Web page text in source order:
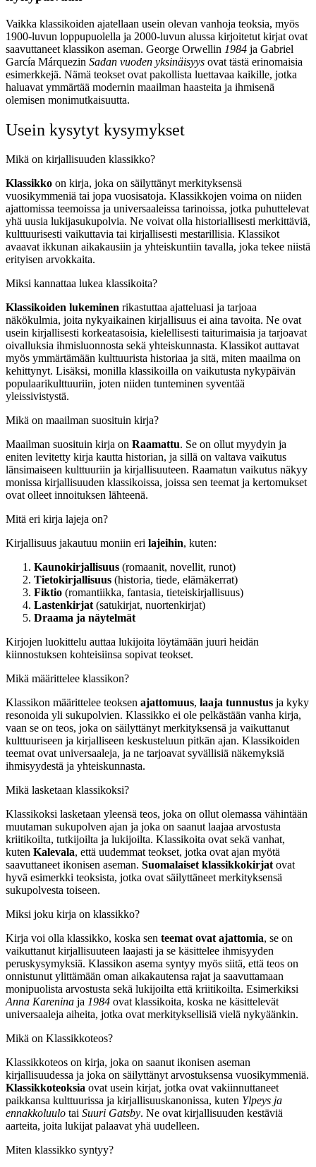
Vaikka klassikoiden ajatellaan usein olevan vanhoja teoksia, myös
1900-luvun loppupuolella ja 2000-luvun alussa kirjoitetut kirjat ovat
saavuttaneet klassikon aseman. George Orwellin 1984 ja Gabriel
García Márquezin Sadan vuoden yksinäisyys ovat tästä erinomaisia
esimerkkejä. Nämä teokset ovat pakollista luettavaa kaikille, jotka
haluavat ymmärtää modernin maailman haasteita ja ihmisenä
olemisen monimutkaisuutta.
Usein kysytyt kysymykset
Mikä on kirjallisuuden klassikko?
Klassikko on kirja, joka on säilyttänyt merkityksensä
vuosikymmeniä tai jopa vuosisatoja. Klassikkojen voima on niiden
ajattomissa teemoissa ja universaaleissa tarinoissa, jotka puhuttelevat
yhä uusia lukijasukupolvia. Ne voivat olla historiallisesti merkittäviä,
kulttuurisesti vaikuttavia tai kirjallisesti mestarillisia. Klassikot
avaavat ikkunan aikakausiin ja yhteiskuntiin tavalla, joka tekee niistä
erityisen arvokkaita.
Miksi kannattaa lukea klassikoita?
Klassikoiden lukeminen rikastuttaa ajatteluasi ja tarjoaa
näkökulmia, joita nykyaikainen kirjallisuus ei aina tavoita. Ne ovat
usein kirjallisesti korkeatasoisia, kielellisesti taiturimaisia ja tarjoavat
oivalluksia ihmisluonnosta sekä yhteiskunnasta. Klassikot auttavat
myös ymmärtämään kulttuurista historiaa ja sitä, miten maailma on
kehittynyt. Lisäksi, monilla klassikoilla on vaikutusta nykypäivän
populaarikulttuuriin, joten niiden tunteminen syventää
yleissivistystä.
Mikä on maailman suosituin kirja?
Maailman suosituin kirja on Raamattu. Se on ollut myydyin ja
eniten levitetty kirja kautta historian, ja sillä on valtava vaikutus
länsimaiseen kulttuuriin ja kirjallisuuteen. Raamatun vaikutus näkyy
monissa kirjallisuuden klassikoissa, joissa sen teemat ja kertomukset
ovat olleet innoituksen lähteenä.
Mitä eri kirja lajeja on?
Kirjallisuus jakautuu moniin eri lajeihin, kuten:
Kaunokirjallisuus (romaanit, novellit, runot)
Tietokirjallisuus (historia, tiede, elämäkerrat)
Fiktio (romantiikka, fantasia, tieteiskirjallisuus)
Lastenkirjat(satukirjat, nuortenkirjat)
Draama ja näytelmät
Kirjojen luokittelu auttaa lukijoita löytämään juuri heidän
kiinnostuksen kohteisiinsa sopivat teokset.
Mikä määrittelee klassikon?
Klassikon määrittelee teoksen ajattomuus, laaja tunnustus ja kyky
resonoida yli sukupolvien. Klassikko ei ole pelkästään vanha kirja,
vaan se on teos, joka on säilyttänyt merkityksensä ja vaikuttanut
kulttuuriseen ja kirjalliseen keskusteluun pitkän ajan. Klassikoiden
teemat ovat universaaleja, ja ne tarjoavat syvällisiä näkemyksiä
ihmisyydestä ja yhteiskunnasta.
Mikä lasketaan klassikoksi?
Klassikoksi lasketaan yleensä teos, joka on ollut olemassa vähintään
muutaman sukupolven ajan ja joka on saanut laajaa arvostusta
kriitikoilta, tutkijoilta ja lukijoilta. Klassikoita ovat sekä vanhat,
kuten Kalevala, että uudemmat teokset, jotka ovat ajan myötä
saavuttaneet ikonisen aseman. Suomalaiset klassikkokirjatovat
hyvä esimerkki teoksista, jotka ovat säilyttäneet merkityksensä
sukupolvesta toiseen.
Miksi joku kirja on klassikko?
Kirja voi olla klassikko, koska sen teemat ovat ajattomia, se on
vaikuttanut kirjallisuuteen laajasti ja se käsittelee ihmisyyden
peruskysymyksiä. Klassikon asema syntyy myös siitä, että teos on
onnistunut ylittämään oman aikakautensa rajat ja saavuttamaan
monipuolista arvostusta sekä lukijoilta että kriitikoilta. Esimerkiksi
Anna Karenina ja 1984 ovat klassikoita, koska ne käsittelevät
universaaleja aiheita, jotka ovat merkityksellisiä vielä nykyäänkin.
Mikä on Klassikkoteos?
Klassikkoteos on kirja, joka on saanut ikonisen aseman
kirjallisuudessa ja joka on säilyttänyt arvostuksensa vuosikymmeniä.
Klassikkoteoksia ovat usein kirjat, jotka ovat vakiinnuttaneet
paikkansa kulttuurissa ja kirjallisuuskanonissa, kuten Ylpeys ja
ennakkoluulo tai Suuri Gatsby. Ne ovat kirjallisuuden kestäviä
aarteita, joita lukijat palaavat yhä uudelleen.
Miten klassikko syntyy?